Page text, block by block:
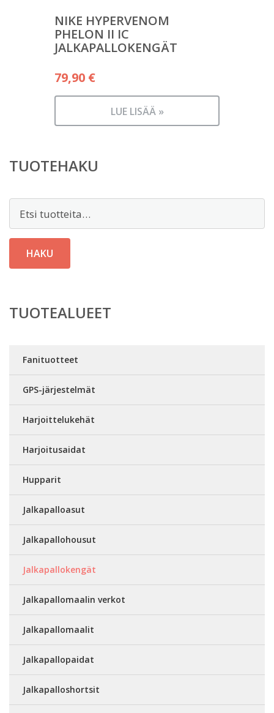
NIKE HYPERVENOM
PHELON II IC
JALKAPALLOKENGÄT
79,90 €
LUE LISÄÄ »
TUOTEHAKU
HAKU
TUOTEALUEET
Fanituotteet
GPS-järjestelmät
Harjoittelukehät
Harjoitusaidat
Hupparit
Jalkapalloasut
Jalkapallohousut
Jalkapallokengät
Jalkapallomaalin verkot
Jalkapallomaalit
Jalkapallopaidat
Jalkapalloshortsit